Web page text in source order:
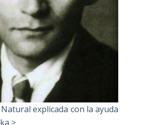
Natural explicada con la ayuda
>